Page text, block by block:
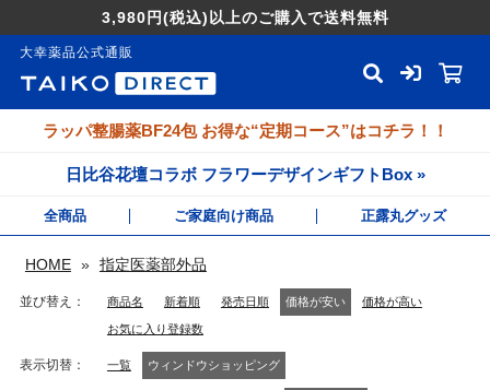
3,980円(税込) 以上のご購入で送料無料
大幸薬品公式通販
ラッパ整腸薬BF24包 お得な“定期コース”はコチラ！！
日比谷花壇コラボ フラワーデザインギフトBox »
全商品 ご家庭向け商品 正露丸グッズ
HOME » 指定医薬部外品
並び替え 商品名 新着順 発売日順 価格が安い 価格が高い
お気に入り登録数
表示切替 一覧 ウィンドウショッピング